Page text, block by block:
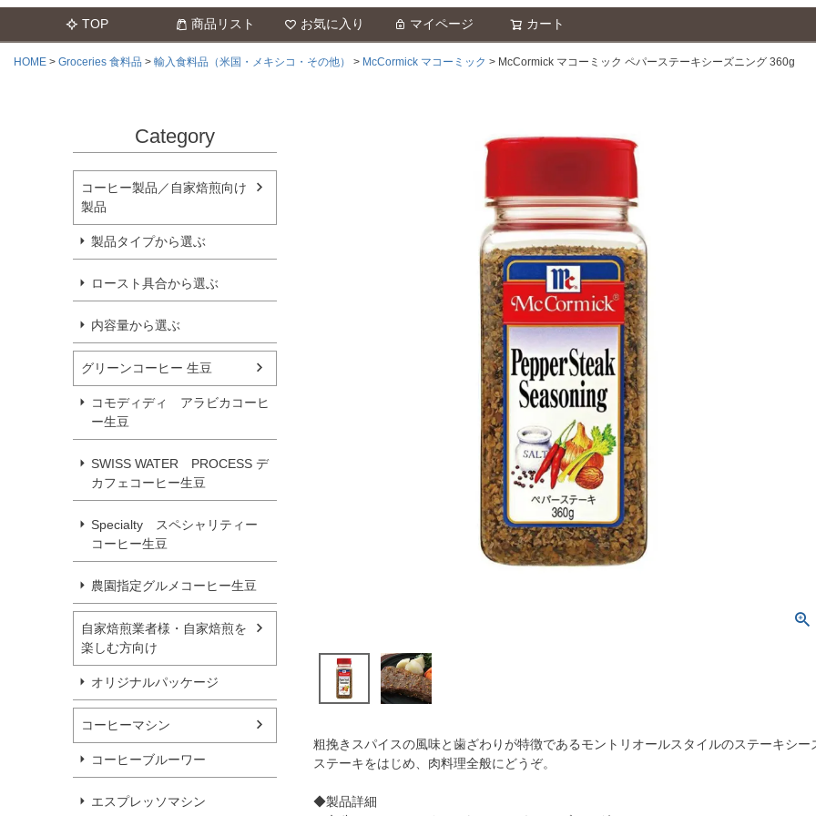
TOP 商品リスト お気に入り マイページ カート
HOME Groceries 食料品 輸入食料品（米国・メキシコ・その他） McCormick マコーミック McCormick マコーミック ペパーステーキシーズニング 360g
Category
コーヒー製品／自家焙煎向け
製品
製品タイプから選ぶ
ロースト具合から選ぶ
内容量から選ぶ
グリーンコーヒー 生豆
コモディディ アラビカコーヒ
ー生豆
SWISS WATER PROCESS デ
カフェコーヒー生豆
Specialty スペシャリティー
コーヒー生豆
農園指定グルメコーヒー生豆
自家焙煎業者様・自家焙煎を
楽しむ方向け
オリジナルパッケージ
コーヒーマシン
コーヒーブルーワー
エスプレッソマシン
粗挽きスパイスの風味と歯ざわりが特徴であるモントリオールスタイルのステーキシー
ステーキをはじめ、肉料理全般にどうぞ。
◆製品詳細